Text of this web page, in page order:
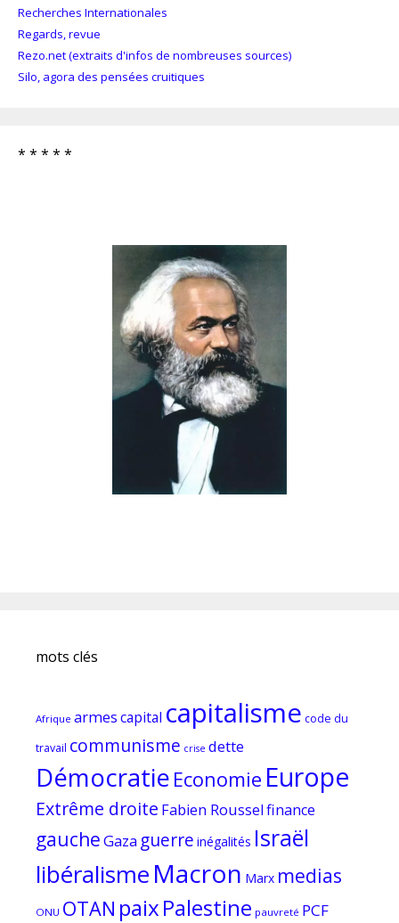
Recherches Internationales
Regards, revue
Rezo.net (extraits d'infos de nombreuses sources)
Silo, agora des pensées cruitiques
* * * * *
mots clés
Afrique armescapital capitalisme code du
travail communisme crise dette
Démocratie Economie Europe
Extrême droite Fabien Rousselfinance
gaucheGaza guerre inégalités Israël
libéralismeMacron Marx medias
ONU OTAN paixPalestine pauvreté PCF